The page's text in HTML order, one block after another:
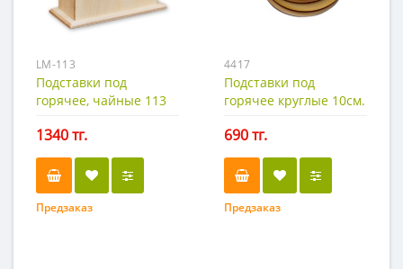
LM-113
Подставки под
горячее, чайные 113
1340 тг.
Предзаказ
4417
Подставки под
горячее круглые 10см.
690 тг.
Предзаказ